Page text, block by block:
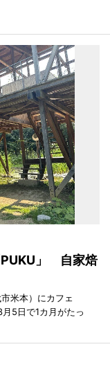
PUKU」 自家焙
米本）にカフェ
5日で1カ月がたっ